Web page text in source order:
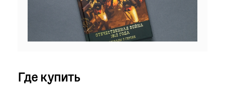
Где купить